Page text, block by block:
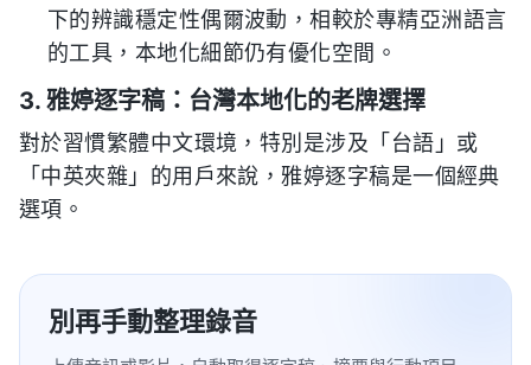
下的辨識穩定性偶爾波動，相較於專精亞洲語言
的工具，本地化細節仍有優化空間。
3. 雅婷逐字稿：台灣本地化的老牌選擇
對於習慣繁體中文環境，特別是涉及「台語」或
「中英夾雜」的用戶來說，雅婷逐字稿是一個經典
選項。
別再手動整理錄音